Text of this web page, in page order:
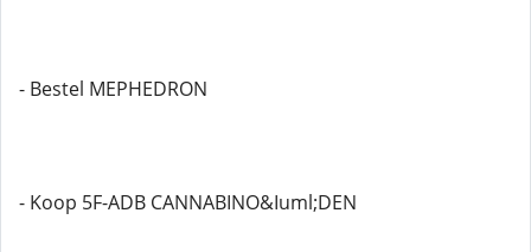
- Bestel MEPHEDRON
- Koop 5F-ADB CANNABINO&Iuml;DEN